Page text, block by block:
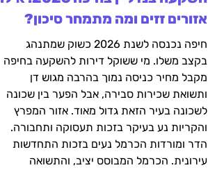
אזורים זזים ומה מתמחר סיכון?
חיפה נכנסה לשנת 2026 כשוק שמתנהג
בקצב משלו. מי ששוקל דירות להשקעה בחיפה
מקבל מחיר כניסה נמוך בהרבה מגוש דן
ותשואת שכירות סבירה, אבל הפער בין שכונה
לשכונה בעיר הזאת גדול מאוד. אזור המפרץ
והקריות נע בעיקר בזכות תעסוקה ותחבורה.
הדר ומורדות הכרמל נעים בזכות התחדשות
עירונית. הכרמל המבוסס יציב, והתשואה